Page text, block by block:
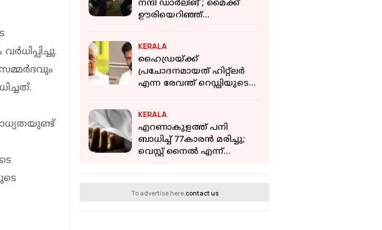
നന്ദി ഡാര്‍ലിങ്'; മൈക്ക്
ഊരിയെറിഞ്ഞ്
KERALA
ഹൈഡ്രയ്ക്ക്
പ്രചോദനമായത് ഹിറ്റ്‌ലര്‍
എന്ന രേവന്ത് റെഡ്ഡിയുടെ
KERALA
എറണാകുളത്ത് പനി
ബാധിച്ച് 77കാരന്‍ മരിച്ചു;
വെസ്റ്റ് നൈല്‍ എന്ന്
To advertise here, contact us